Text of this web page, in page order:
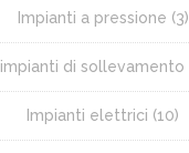
Impianti a pressione (3)
impianti di sollevamento
Impianti elettrici (10)